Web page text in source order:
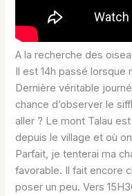
A la recherche des
Il est 14h passé lorsque
Dernière véritable
chance d’observer le
aller ? Le mont Talau
depuis le village et où
Parfait, je tenterai ma
favorable. Il fait encore
poser un peu. Vers